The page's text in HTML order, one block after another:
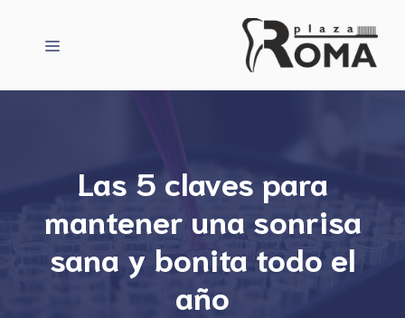
contenido
Menú
Las 5 claves para
mantener una sonrisa
sana y bonita todo el
año